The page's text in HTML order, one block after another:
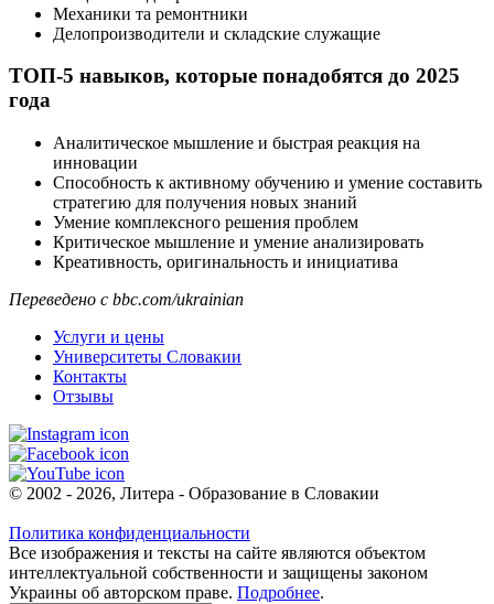
Механики та ремонтники
Делопроизводители и складские служащие
ТОП-5 навыков, которые понадобятся до 2025
года
Аналитическое мышление и быстрая реакция на
инновации
Способность к активному обучению и умение составить
стратегию для получения новых знаний
Умение комплексного решения проблем
Критическое мышление и умение анализировать
Креативность, оригинальность и инициатива
Переведено с bbc.com/ukrainian
Услуги и цены
Университеты Словакии
Контакты
Отзывы
© 2002 - 2026, Литера - Образование в Словакии
Политика конфиденциальности
Все изображения и тексты на сайте являются объектом
интеллектуальной собственности и защищены законом
Украины об авторском праве. Подробнее.